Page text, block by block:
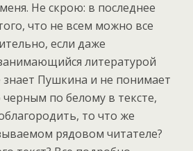
Не скрою: в последнее
что не всем можно все
если даже
литературой
Пушкина и не понимает
черным по белому в тексте,
то что же
рядовом читателе?